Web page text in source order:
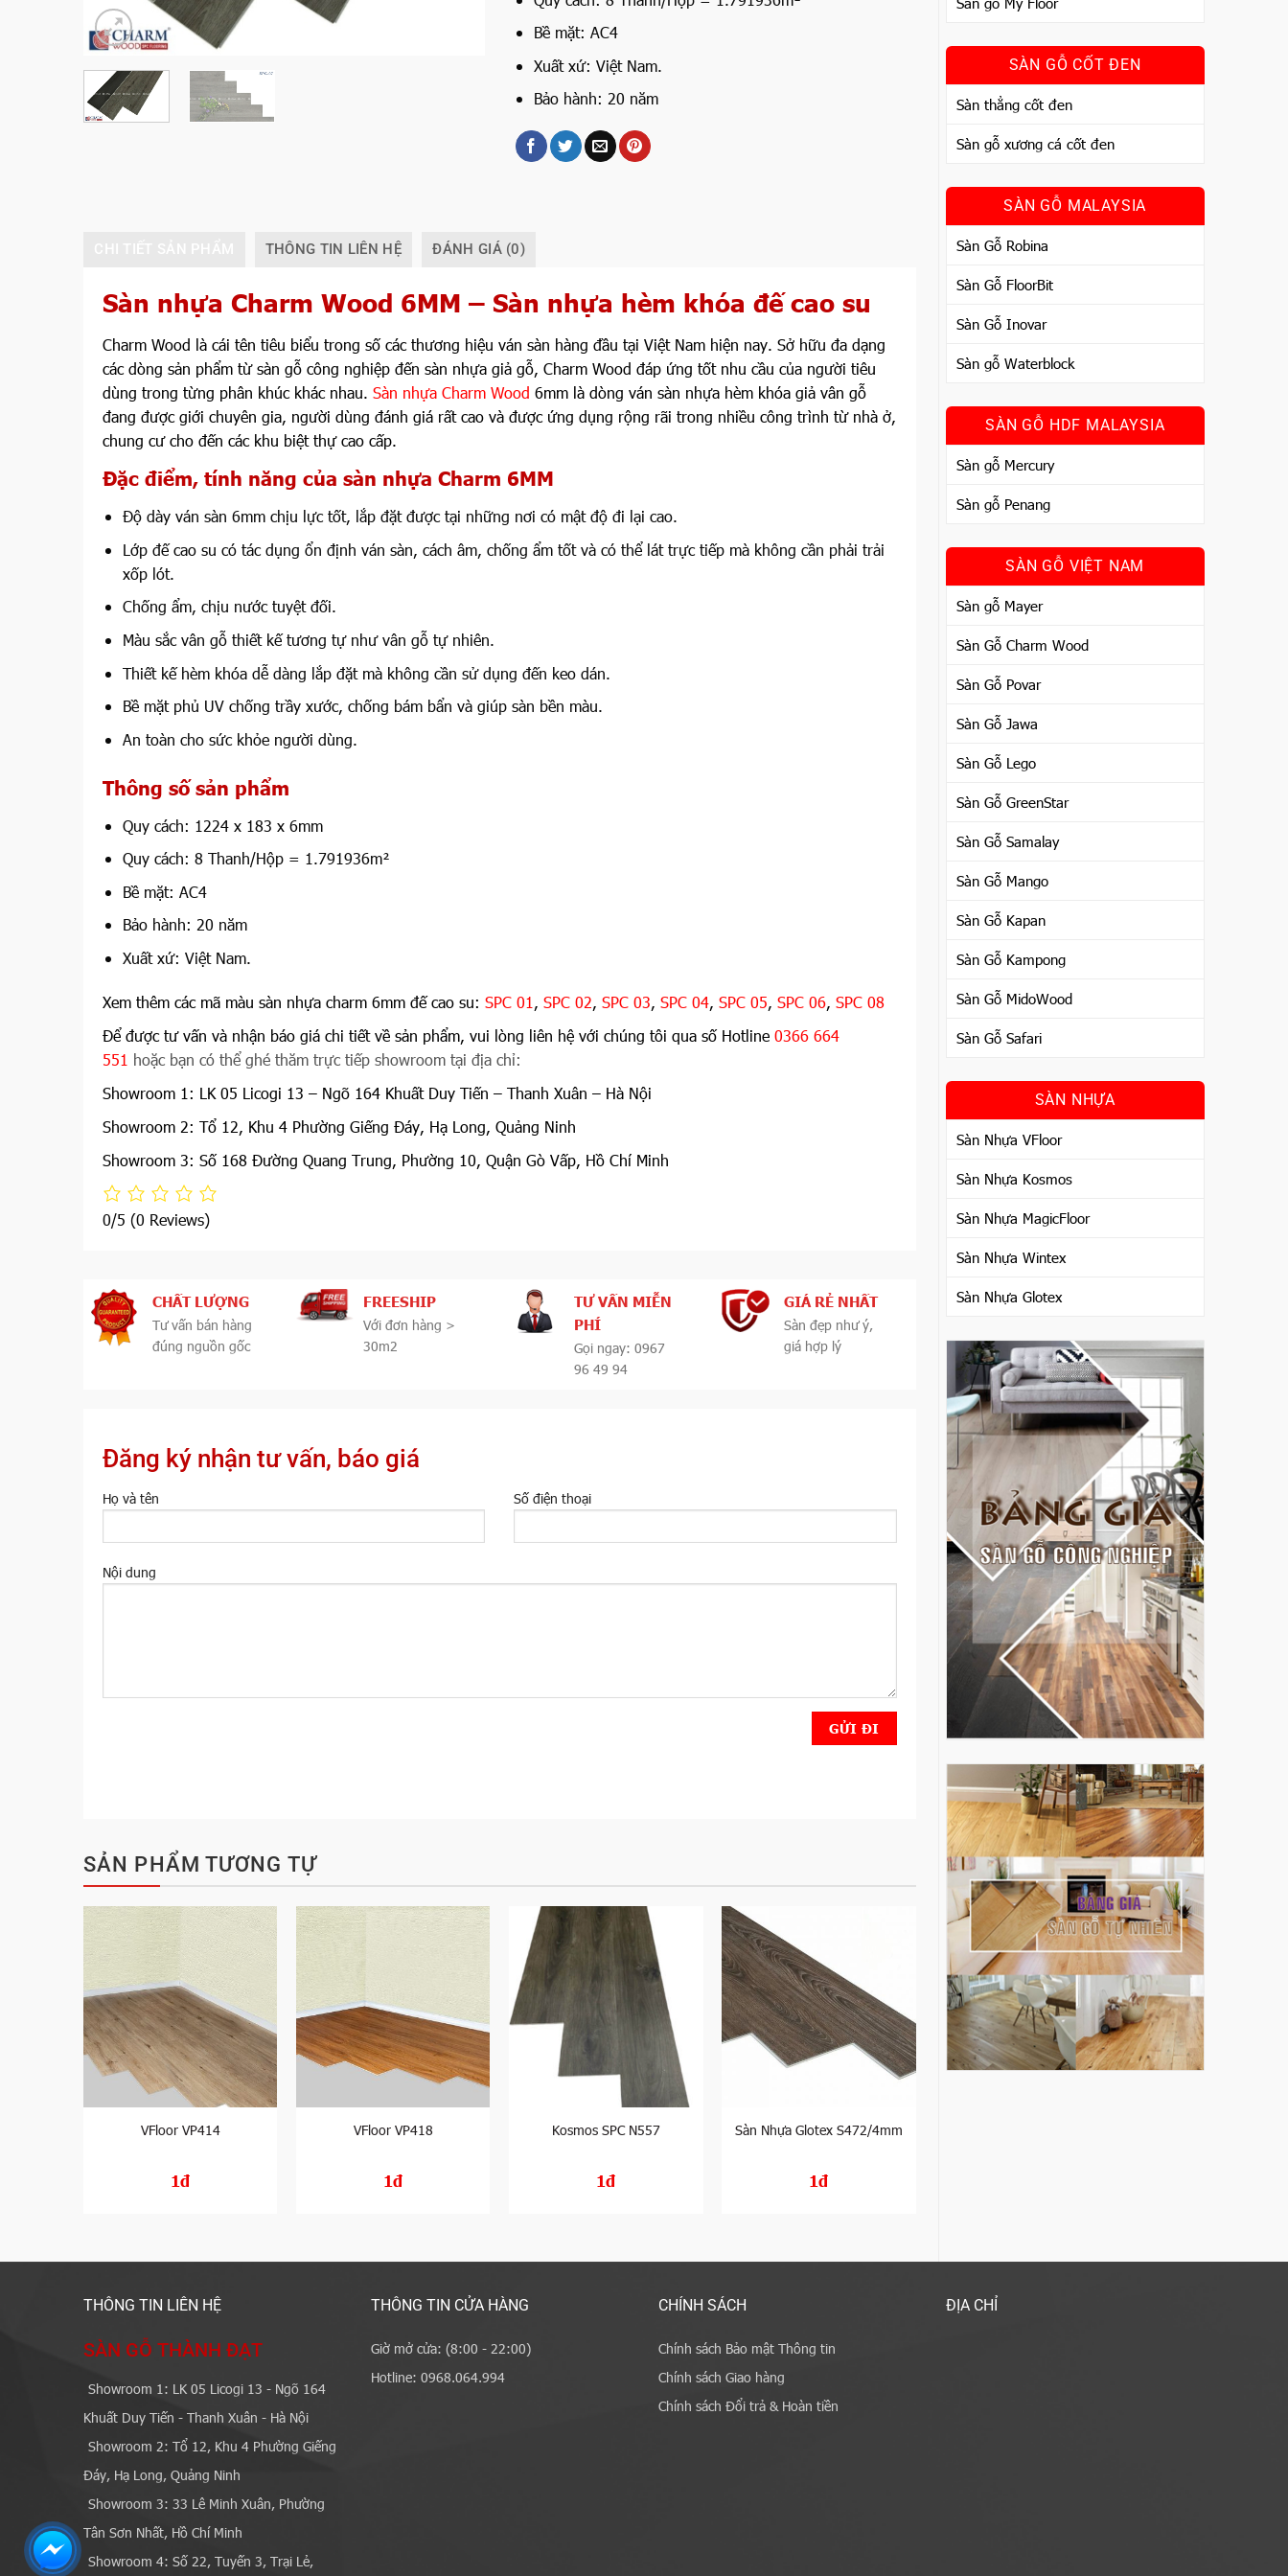
SÀN GỖ CỐT ĐEN
Sàn thẳng cốt đen
Sàn gỗ xương cá cốt đen
SÀN GỖ MALAYSIA
Sàn Gỗ Robina
Sàn Gỗ FloorBit
Sàn Gỗ Inovar
Sàn gỗ Waterblock
SÀN GỖ HDF MALAYSIA
Sàn gỗ Mercury
Sàn gỗ Penang
SÀN GỖ VIỆT NAM
Sàn gỗ Mayer
Sàn Gỗ Charm Wood
Sàn Gỗ Povar
Sàn Gỗ Jawa
Sàn Gỗ Lego
Sàn Gỗ GreenStar
Sàn Gỗ Samalay
Sàn Gỗ Mango
Sàn Gỗ Kapan
Sàn Gỗ Kampong
Sàn Gỗ MidoWood
Sàn Gỗ Safari
SÀN NHỰA
Sàn Nhựa VFloor
Sàn Nhựa Kosmos
Sàn Nhựa MagicFloor
Sàn Nhựa Wintex
Sàn Nhựa Glotex
Bề mặt: AC4
Xuất xứ: Việt Nam.
Bảo hành: 20 năm
THÔNG TIN LIÊN HỆ ĐÁNH GIÁ (0)
Sàn nhựa Charm Wood 6MM – Sàn nhựa hèm khóa đế cao su
Charm Wood là cái tên tiêu biểu trong số các thương hiệu ván sàn hàng đầu tại Việt Nam hiện nay. Sở hữu đa dạng
các dòng sản phẩm từ sàn gỗ công nghiệp đến sàn nhựa giả gỗ, Charm Wood đáp ứng tốt nhu cầu của người tiêu
dùng trong từng phân khúc khác nhau. Sàn nhựa Charm Wood 6mm là dòng ván sàn nhựa hèm khóa giả vân gỗ
đang được giới chuyên gia, người dùng đánh giá rất cao và được ứng dụng rộng rãi trong nhiều công trình từ nhà ở,
chung cư cho đến các khu biệt thự cao cấp.
Đặc điểm, tính năng của sàn nhựa Charm 6MM
Độ dày ván sàn 6mm chịu lực tốt, lắp đặt được tại những nơi có mật độ đi lại cao.
Lớp đế cao su có tác dụng ổn định ván sàn, cách âm, chống ẩm tốt và có thể lát trực tiếp mà không cần phải trải
xốp lót.
Chống ẩm, chịu nước tuyệt đối.
Màu sắc vân gỗ thiết kế tương tự như vân gỗ tự nhiên.
Thiết kế hèm khóa dễ dàng lắp đặt mà không cần sử dụng đến keo dán.
Bề mặt phủ UV chống trầy xước, chống bám bẩn và giúp sàn bền màu.
An toàn cho sức khỏe người dùng.
Thông số sản phẩm
Quy cách: 1224 x 183 x 6mm
Quy cách: 8 Thanh/Hộp = 1.791936m²
Bề mặt: AC4
Bảo hành: 20 năm
Xuất xứ: Việt Nam.
Xem thêm các mã màu sàn nhựa charm 6mm đế cao su: SPC 01, SPC 02, SPC 03, SPC 04, SPC 05, SPC 06, SPC 08
Để được tư vấn và nhận báo giá chi tiết về sản phẩm, vui lòng liên hệ với chúng tôi qua số Hotline 0366 664
551 hoặc bạn có thể ghé thăm trực tiếp showroom tại địa chỉ:
Showroom 1: LK 05 Licogi 13 – Ngõ 164 Khuất Duy Tiến – Thanh Xuân – Hà Nội
Showroom 2: Tổ 12, Khu 4 Phường Giếng Đáy, Hạ Long, Quảng Ninh
Showroom 3: Số 168 Đường Quang Trung, Phường 10, Quận Gò Vấp, Hồ Chí Minh
0/5 (0 Reviews)
CHẤT LƯỢNG
Tư vấn bán hàng
đúng nguồn gốc
FREESHIP
Với đơn hàng >
30m2
TƯ VẤN MIỄN
PHÍ
Gọi ngay: 0967
96 49 94
GIÁ RẺ NHẤT
Sàn đẹp như ý,
giá hợp lý
Đăng ký nhận tư vấn, báo giá
Họ và tên Số điện thoại
Nội dung
SẢN PHẨM TƯƠNG TỰ
VFloor VP414
1đ
VFloor VP418
1đ
Kosmos SPC N557
1đ
Sàn Nhựa Glotex S472/4mm
1đ
THÔNG TIN LIÊN HỆ
SÀN GỖ THÀNH ĐẠT
Showroom 1: LK 05 Licogi 13 - Ngõ 164
Khuất Duy Tiến - Thanh Xuân - Hà Nội
Showroom 2: Tổ 12, Khu 4 Phường Giếng
Đáy, Hạ Long, Quảng Ninh
Showroom 3: 33 Lê Minh Xuân, Phường
Tân Sơn Nhất, Hồ Chí Minh
Showroom 4: Số 22, Tuyến 3, Trại Lẻ,
THÔNG TIN CỬA HÀNG
Giờ mở cửa: (8:00 - 22:00)
Hotline: 0968.064.994
CHÍNH SÁCH
Chính sách Bảo mật Thông tin
Chính sách Giao hàng
Chính sách Đổi trả & Hoàn tiền
ĐỊA CHỈ